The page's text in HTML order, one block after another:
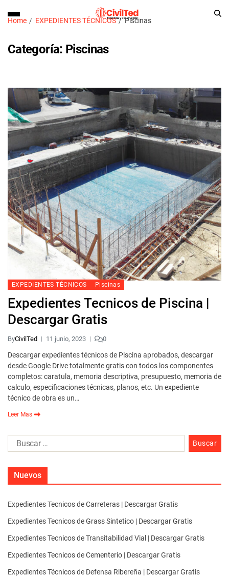
Home EXPEDIENTES TÉCNICOS Piscinas
Categoría: Piscinas
EXPEDIENTES TÉCNICOS Piscinas
Expedientes Tecnicos de Piscina |
Descargar Gratis
ByCivilTed 11 junio, 2023 0
Descargar expedientes técnicos de Piscina aprobados, descargar
desde Google Drive totalmente gratis con todos los componentes
completos: caratula, memoria descriptiva, presupuesto, memoria de
calculo, especificaciones técnicas, planos, etc. Un expediente
técnico de obra es un…
Leer Mas
Nuevos
Expedientes Tecnicos de Carreteras | Descargar Gratis
Expedientes Tecnicos de Grass Sintetico | Descargar Gratis
Expedientes Tecnicos de Transitabilidad Vial | Descargar Gratis
Expedientes Tecnicos de Cementerio | Descargar Gratis
Expedientes Técnicos de Defensa Ribereña | Descargar Gratis